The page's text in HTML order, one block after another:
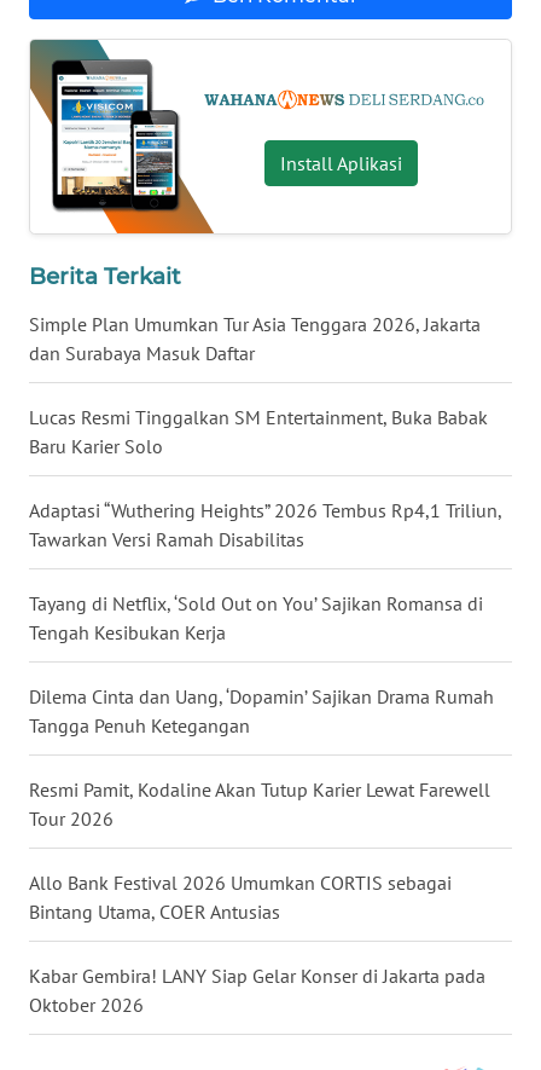
Install Aplikasi
Berita Terkait
Simple Plan Umumkan Tur Asia Tenggara 2026, Jakarta
dan Surabaya Masuk Daftar
Lucas Resmi Tinggalkan SM Entertainment, Buka Babak
Baru Karier Solo
Adaptasi “Wuthering Heights” 2026 Tembus Rp4,1 Triliun,
Tawarkan Versi Ramah Disabilitas
Tayang di Netflix, ‘Sold Out on You’ Sajikan Romansa di
Tengah Kesibukan Kerja
Dilema Cinta dan Uang, ‘Dopamin’ Sajikan Drama Rumah
Tangga Penuh Ketegangan
Resmi Pamit, Kodaline Akan Tutup Karier Lewat Farewell
Tour 2026
Allo Bank Festival 2026 Umumkan CORTIS sebagai
Bintang Utama, COER Antusias
Kabar Gembira! LANY Siap Gelar Konser di Jakarta pada
Oktober 2026
WN
MALUKU
WN
MALUT
DANAU
TOBA
WN
NIAS
WN
LANGKAT
WN
TAPANULI
WN
WN
SIMALUNGUN
WN
LABUHANBATU